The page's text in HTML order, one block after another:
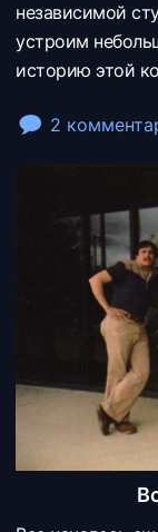
независимой
устроим
историю этой
2